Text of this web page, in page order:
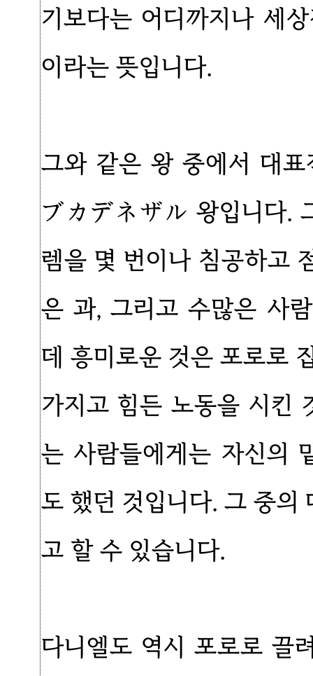
기보다는 어디까지나 세
이라는 뜻입니다.
그와 같은 왕 중에서 대
ブカデネザル 왕입니다.
렘을 몇 번이나 침공하고
은 과, 그리고 수많은 사
데 흥미로운 것은 포로로
가지고 힘든 노동을 시킨
는 사람들에게는 자신의
도 했던 것입니다. 그 중의
고 할 수 있습니다.
다니엘도 역시 포로로 끌